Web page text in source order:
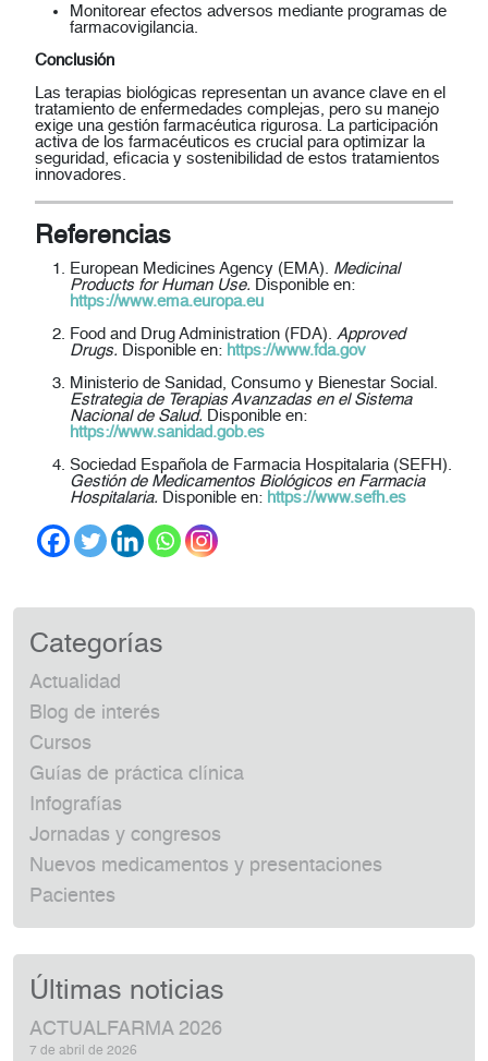
Monitorear efectos adversos mediante programas de
farmacovigilancia.
Conclusión
Las terapias biológicas representan un avance clave en el
tratamiento de enfermedades complejas, pero su manejo
exige una gestión farmacéutica rigurosa. La participación
activa de los farmacéuticos es crucial para optimizar la
seguridad, eficacia y sostenibilidad de estos tratamientos
innovadores.
Referencias
European Medicines Agency (EMA). Medicinal
Products for Human Use. Disponible en:
https://www.ema.europa.eu
Food and Drug Administration (FDA). Approved
Drugs. Disponible en: https://www.fda.gov
Ministerio de Sanidad, Consumo y Bienestar Social.
Estrategia de Terapias Avanzadas en el Sistema
Nacional de Salud. Disponible en:
https://www.sanidad.gob.es
Sociedad Española de Farmacia Hospitalaria (SEFH).
Gestión de Medicamentos Biológicos en Farmacia
Hospitalaria. Disponible en: https://www.sefh.es
Categorías
Actualidad
Blog de interés
Cursos
Guías de práctica clínica
Infografías
Jornadas y congresos
Nuevos medicamentos y presentaciones
Pacientes
Últimas noticias
ACTUALFARMA 2026
7 de abril de 2026